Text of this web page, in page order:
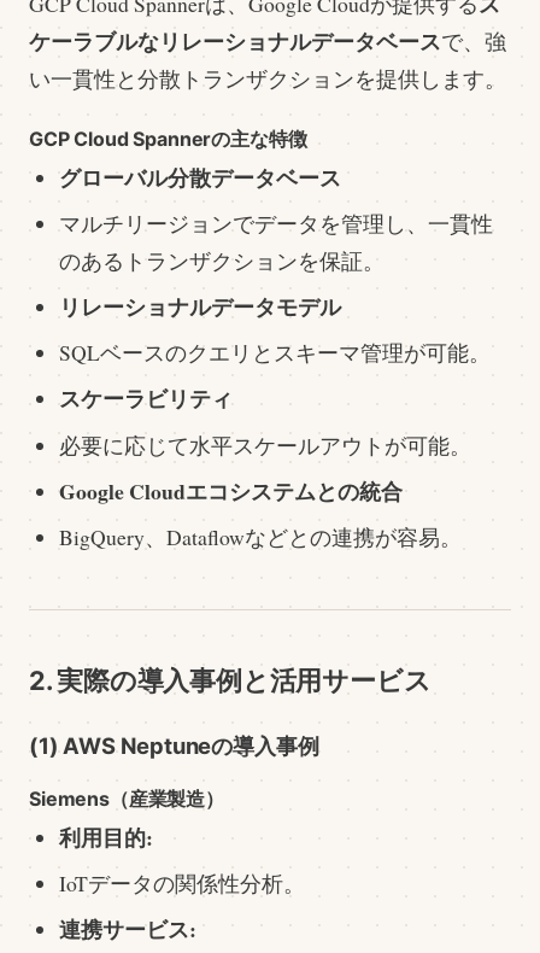
ケーラブルなリレーショナルデータベースで、強
い一貫性と分散トランザクションを提供します。
GCP Cloud Spannerの主な特徴
グローバル分散データベース
マルチリージョンでデータを管理し、一貫性
のあるトランザクションを保証。
リレーショナルデータモデル
SQLベースのクエリとスキーマ管理が可能。
スケーラビリティ
必要に応じて水平スケールアウトが可能。
Google Cloudエコシステムとの統合
BigQuery、Dataflowなどとの連携が容易。
2. 実際の導入事例と活用サービス
(1) AWS Neptuneの導入事例
Siemens（産業製造）
利用目的:
IoTデータの関係性分析。
連携サービス: